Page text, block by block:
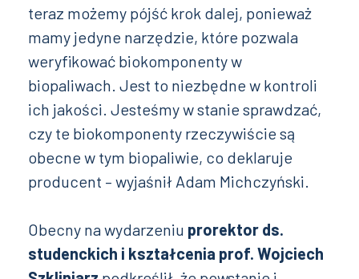
teraz możemy pójść krok dalej, ponieważ
mamy jedyne narzędzie, które pozwala
weryfikować biokomponenty w
biopaliwach. Jest to niezbędne w kontroli
ich jakości. Jesteśmy w stanie sprawdzać,
czy te biokomponenty rzeczywiście są
obecne w tym biopaliwie, co deklaruje
producent – wyjaśnił Adam Michczyński.
Obecny na wydarzeniu prorektor ds.
studenckich i kształcenia prof. Wojciech